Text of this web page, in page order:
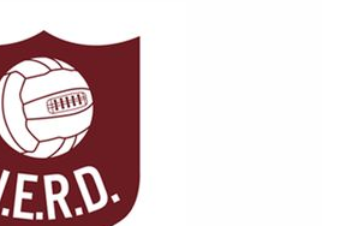
nästa år. Och vilken klubb bör
härnäst?